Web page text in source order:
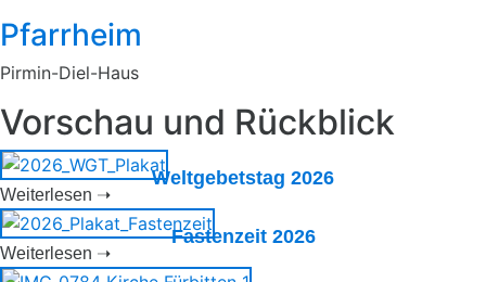
Pfarrheim
Pirmin-Diel-Haus
Vorschau und Rückblick
Weltgebetstag 2026
Weiterlesen ➝
Fastenzeit 2026
Weiterlesen ➝